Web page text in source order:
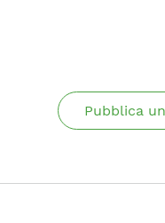
Pubblica